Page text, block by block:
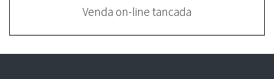
Venda on-line tancada